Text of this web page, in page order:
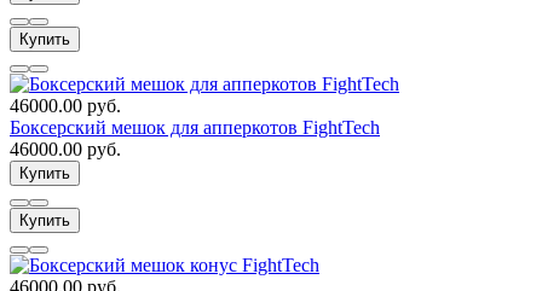
Купить
46000.00 руб.
Боксерский мешок для апперкотов FightTech
46000.00 руб.
Купить
Купить
46000.00 руб.